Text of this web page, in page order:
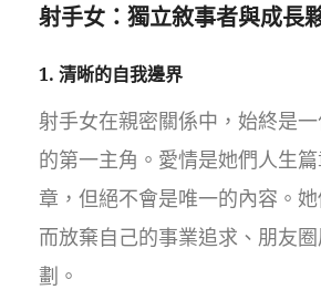
射手女：獨立敘事者與成長
1. 清晰的自我邊界
射手女在親密關係中，始終是
的第一主角。愛情是她們人生
章，但絕不會是唯一的內容。
而放棄自己的事業追求、朋友
劃。